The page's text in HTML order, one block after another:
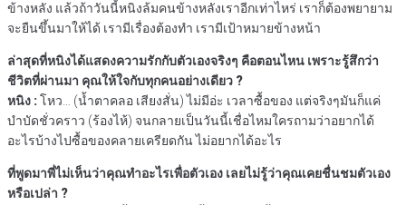
ข้างหลัง แล้วถ้าวันนี้หนิงล้มคนข้างหลังเราอีกเท่าไหร่ เราก็ต้องพยายาม
จะยืนขึ้นมาให้ได้ เรามีเรื่องต้องทำ เรามีเป้าหมายข้างหน้า
ล่าสุดที่หนิงได้แสดงความรักกับตัวเองจริงๆ คือตอนไหน เพราะรู้สึกว่า
ชีวิตที่ผ่านมา คุณให้ใจกับทุกคนอย่างเดียว ?
หนิง :โหว… (น้ำตาคลอ เสียงสั่น) ไม่มีอ่ะ เวลาซื้อของ แต่จริงๆมันก็แค่
บำบัดชั่วคราว (ร้องไห้) จนกลายเป็นวันนี้เชื่อไหมใครถามว่าอยากได้
อะไรบ้างไปซื้อของคลายเครียดกัน ไม่อยากได้อะไร
ที่พูดมาพี่ไม่เห็นว่าคุณทำอะไรเพื่อตัวเอง เลยไม่รู้ว่าคุณเคยชื่นชมตัวเอง
หรือเปล่า ?